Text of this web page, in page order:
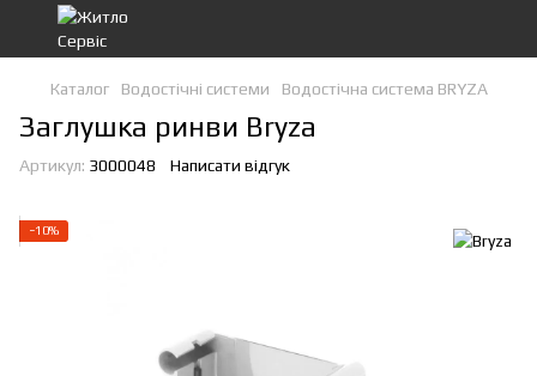
Каталог Водостічні системи Водостічна система BRYZA
Заглушка ринви Bryza
Артикул: 3000048 Написати відгук
−10%